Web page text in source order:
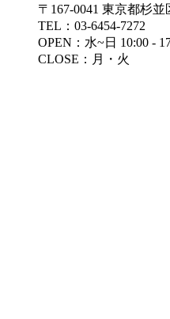
〒167-0041 東京都杉並
TEL：03-6454-7272
OPEN：水~日 10:00 -
CLOSE：月・火